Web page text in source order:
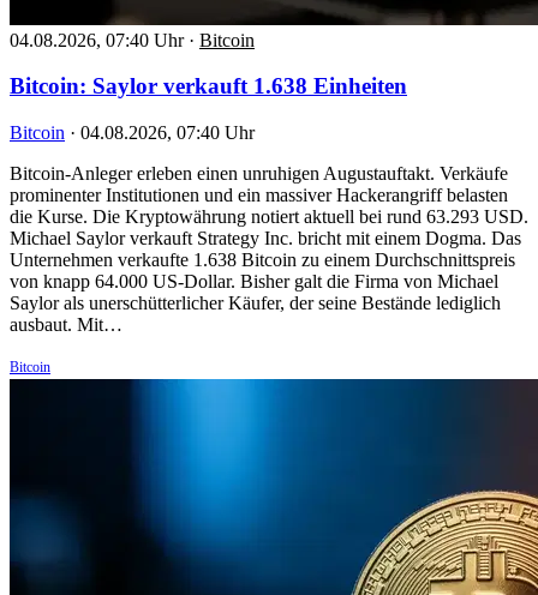
04.08.2026, 07:40 Uhr · Bitcoin
Bitcoin: Saylor verkauft 1.638 Einheiten
Bitcoin · 04.08.2026, 07:40 Uhr
Bitcoin-Anleger erleben einen unruhigen Augustauftakt. Verkäufe
prominenter Institutionen und ein massiver Hackerangriff belasten
die Kurse. Die Kryptowährung notiert aktuell bei rund 63.293 USD.
Michael Saylor verkauft Strategy Inc. bricht mit einem Dogma. Das
Unternehmen verkaufte 1.638 Bitcoin zu einem Durchschnittspreis
von knapp 64.000 US-Dollar. Bisher galt die Firma von Michael
Saylor als unerschütterlicher Käufer, der seine Bestände lediglich
ausbaut. Mit…
Bitcoin